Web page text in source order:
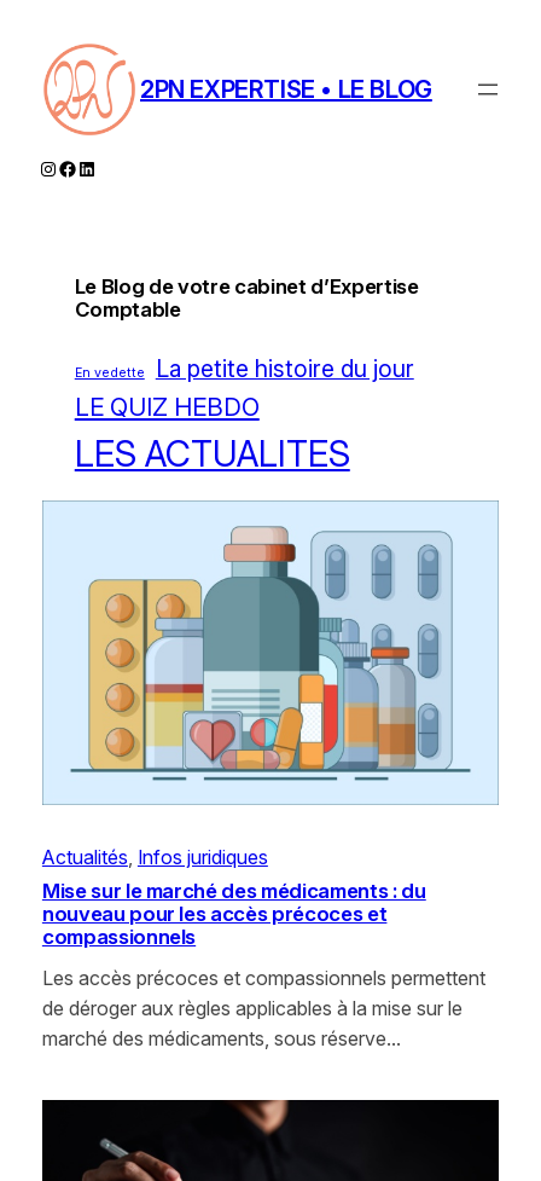
contenu
2PN EXPERTISE • LE BLOG
Instagram
Facebook
LinkedIn
Le Blog de votre cabinet d’Expertise
Comptable
En vedette La petite histoire du jour
LE QUIZ HEBDO
LES ACTUALITES
Actualités Infos juridiques
Mise sur le marché des médicaments : du
nouveau pour les accès précoces et
compassionnels
Les accès précoces et compassionnels permettent
de déroger aux règles applicables à la mise sur le
marché des médicaments, sous réserve…